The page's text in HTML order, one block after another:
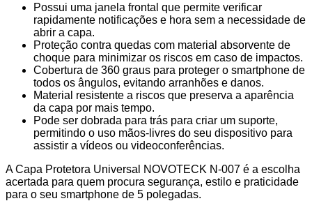
Resistência
Impactos
Suporte
Integrado
Possui uma janela frontal que permite verificar
rapidamente notificações e hora sem a necessidade de
abrir a capa.
Proteção contra quedas com material absorvente de
choque para minimizar os riscos em caso de impactos.
Cobertura de 360 graus para proteger o smartphone de
todos os ângulos, evitando arranhões e danos.
Material resistente a riscos que preserva a aparência
da capa por mais tempo.
Pode ser dobrada para trás para criar um suporte,
permitindo o uso mãos-livres do seu dispositivo para
assistir a vídeos ou videoconferências.
A Capa Protetora Universal NOVOTECK N-007 é a escolha
acertada para quem procura segurança, estilo e praticidade
para o seu smartphone de 5 polegadas.